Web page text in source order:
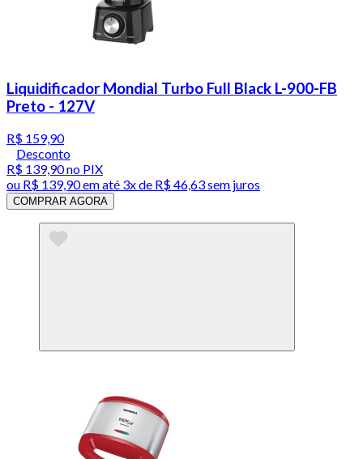
Liquidificador Mondial Turbo Full Black L-900-FB
Preto - 127V
R$ 159,90
Desconto
R$ 139,90no PIX
ou R$ 139,90em até 3x de R$ 46,63 sem juros
COMPRAR AGORA